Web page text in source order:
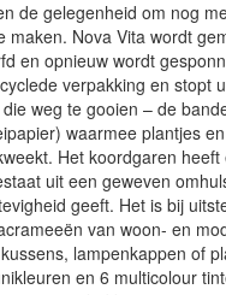
de gelegenheid om nog
maken. Nova Vita wordt
en opnieuw wordt
verpakking en stopt
weg te gooien – de
waarmee plantjes
Het koordgaren
uit een geweven
geeft. Het is bij
van woon- en
lampenkappen of
en 6 multicolour